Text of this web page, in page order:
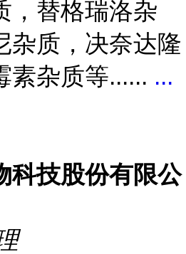
，替格瑞洛杂
杂质，决奈达隆
素杂质等...... ...
科技股份有限公